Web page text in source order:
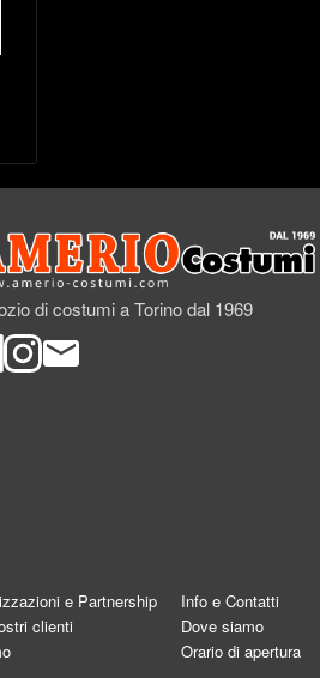
di costumi a Torino dal 1969
e Partnership
clienti
Info e Contatti
Dove siamo
Orario di apertura